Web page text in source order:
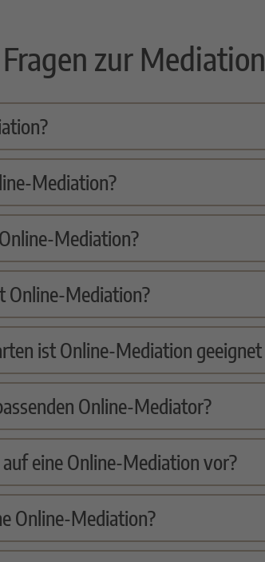
zur Mediation
Mediation?
Mediation?
Online-Mediation?
ist Online-Mediation geeignet
Online-Mediator?
eine Online-Mediation vor?
Online-Mediation?